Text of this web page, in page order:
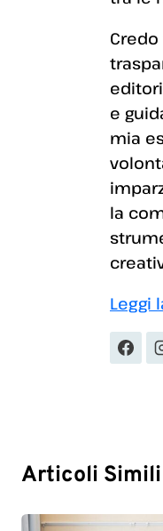
e
mia
la
Leggi
Articoli Simili